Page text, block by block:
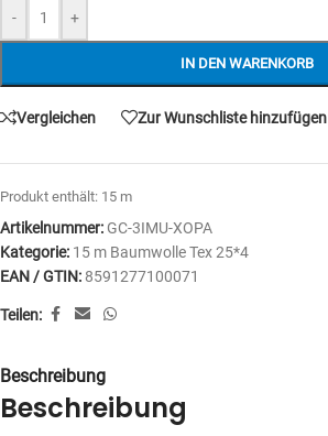
- +
IN DEN WARENKORB
Vergleichen Zur Wunschliste hinzufügen
Produkt enthält: 15 m
Artikelnummer: GC-3IMU-XOPA
Kategorie: 15 m Baumwolle Tex 25*4
EAN / GTIN: 8591277100071
Teilen:
Beschreibung
Beschreibung